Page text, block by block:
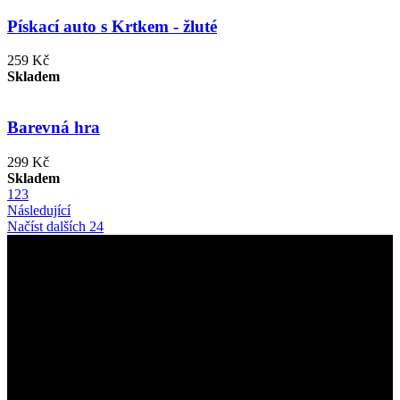
Pískací auto s Krtkem - žluté
259 Kč
Skladem
Barevná hra
299 Kč
Skladem
1 23
Následující
Načíst dalších 24